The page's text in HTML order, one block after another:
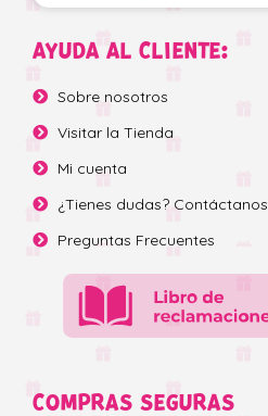
AYUDA AL CLIENTE:
Sobre nosotros
Visitar la Tienda
Mi cuenta
¿Tienes dudas? Contáctanos
Preguntas Frecuentes
COMPRAS SEGURAS